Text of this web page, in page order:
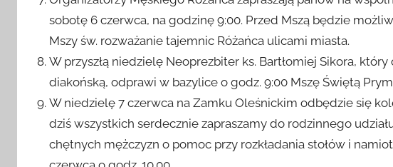
Organizatorzy Męskiego Różańca zapraszają panów na
sobotę 6 czerwca, na godzinę 9:00. Przed Mszą będzie
Mszy św. rozważanie tajemnic Różańca ulicami miasta.
W przyszłą niedzielę Neoprezbiter ks. Bartłomiej Sikora,
diakońską, odprawi w bazylice o godz. 9:00 Mszę Świętą
W niedzielę 7 czerwca na Zamku Oleśnickim odbędzie się
dziś wszystkich serdecznie zapraszamy do rodzinnego
chętnych mężczyzn o pomoc przy rozkładania stołów i